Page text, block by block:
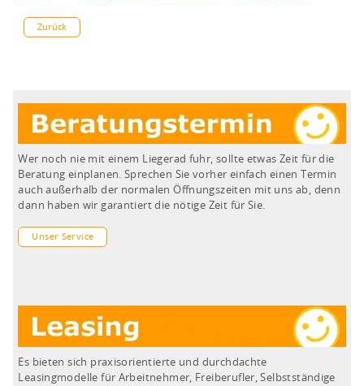
Zurück
Wer noch nie mit einem Liegerad fuhr, sollte etwas Zeit für die
Beratung einplanen. Sprechen Sie vorher einfach einen Termin
auch außerhalb der normalen Öffnungszeiten mit uns ab, denn
dann haben wir garantiert die nötige Zeit für Sie.
Unser Service
Es bieten sich praxisorientierte und durchdachte
Leasingmodelle für Arbeitnehmer, Freiberufler, Selbstständige